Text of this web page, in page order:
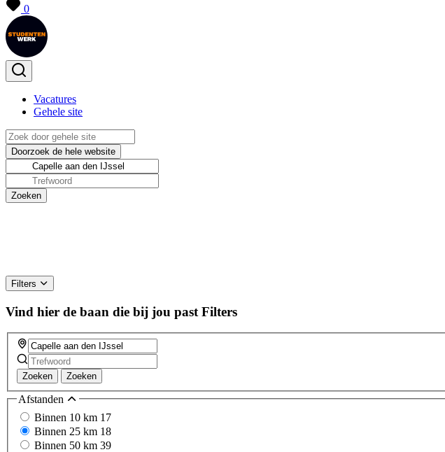
0
Vacatures
Gehele site
Filters
Vind hier de baan die bij jou past Filters
Zoeken Zoeken
Afstanden
Binnen 10 km 17
Binnen 25 km 18
Binnen 50 km 39